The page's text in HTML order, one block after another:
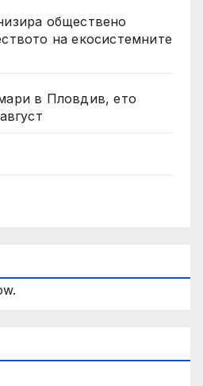
обществено
на екосистемните
в Пловдив, ето